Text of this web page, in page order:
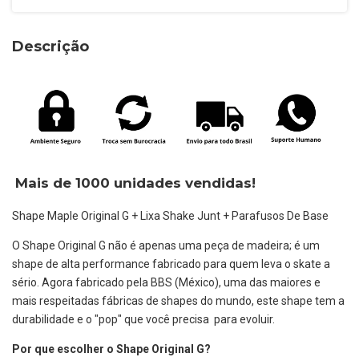
Descrição
Mais de 1000 unidades vendidas!
Shape Maple Original G + Lixa Shake Junt + Parafusos De Base
O Shape Original G não é apenas uma peça de madeira; é um
shape de alta performance fabricado para quem leva o skate a
sério. Agora fabricado pela BBS (México), uma das maiores e
mais respeitadas fábricas de shapes do mundo, este shape tem a
durabilidade e o "pop" que você precisa para evoluir.
Por que escolher o Shape Original G?